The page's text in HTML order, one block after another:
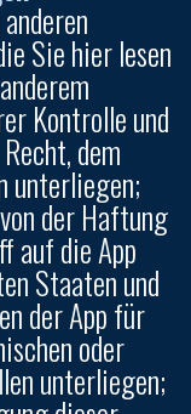
Sie hier lesen
Kontrolle und
dem
unterliegen;
der Haftung
auf die App
Staaten und
der App für
oder
unterliegen;